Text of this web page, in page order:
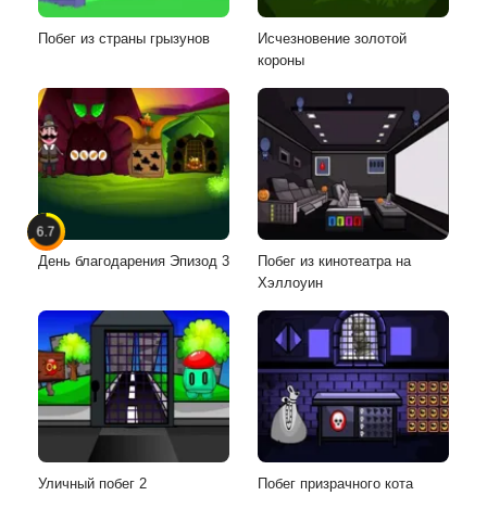
Побег из страны грызунов
Исчезновение золотой
короны
6.7
День благодарения Эпизод 3
Побег из кинотеатра на
Хэллоуин
Уличный побег 2 Побег призрачного кота